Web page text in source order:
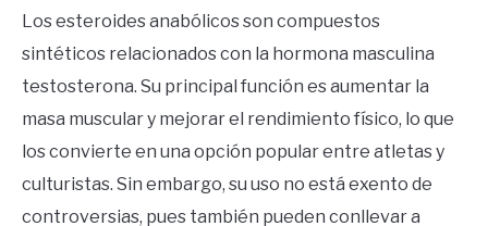
Los esteroides anabólicos son compuestos
sintéticos relacionados con la hormona masculina
testosterona. Su principal función es aumentar la
masa muscular y mejorar el rendimiento físico, lo que
los convierte en una opción popular entre atletas y
culturistas. Sin embargo, su uso no está exento de
controversias, pues también pueden conllevar a